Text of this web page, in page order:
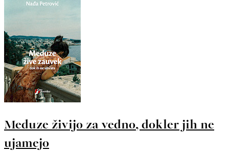
Meduze živijo za vedno, dokler jih ne
ujamejo